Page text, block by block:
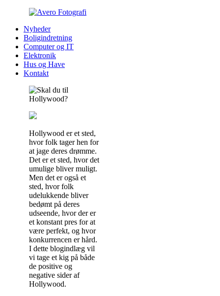
Nyheder
Boligindretning
Computer og IT
Elektronik
Hus og Have
Kontakt
Hollywood er et sted,
hvor folk tager hen for
at jage deres drømme.
Det er et sted, hvor det
umulige bliver muligt.
Men det er også et
sted, hvor folk
udelukkende bliver
bedømt på deres
udseende, hvor der er
et konstant pres for at
være perfekt, og hvor
konkurrencen er hård.
I dette blogindlæg vil
vi tage et kig på både
de positive og
negative sider af
Hollywood.